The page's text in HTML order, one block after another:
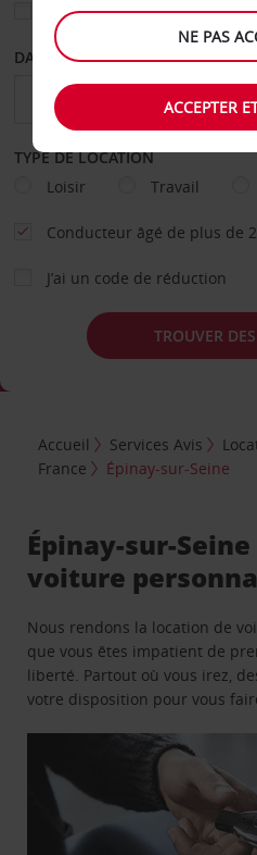
Sélectionnez une autre
DATE DE DÉPART
TYPE DE LOCATION
Loisir
Travail
Conducteur âgé de plus de
J’ai un code de réduction
TROUVER
Accueil Services Avis
France
Épinay-sur-Seine
Épinay-sur-
voiture
Nous rendons la location de
que vous êtes impatient de
liberté. Partout où vous irez,
votre disposition pour vous
NE PAS
ACCEPTER